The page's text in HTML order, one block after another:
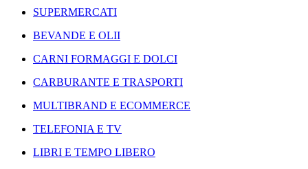
SUPERMERCATI
BEVANDE E OLII
CARNI FORMAGGI E DOLCI
CARBURANTE E TRASPORTI
MULTIBRAND E ECOMMERCE
TELEFONIA E TV
LIBRI E TEMPO LIBERO